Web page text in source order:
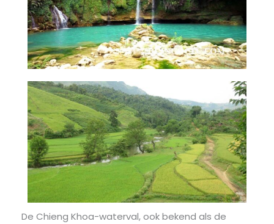
De Chieng Khoa-waterval, ook bekend als de